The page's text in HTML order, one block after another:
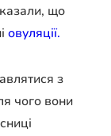
що
овуляції.
з
чого вони